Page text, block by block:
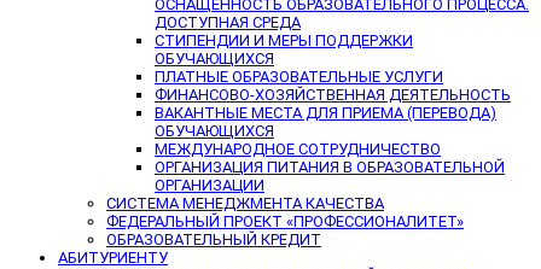
ОСНАЩЕННОСТЬ ОБРАЗОВАТЕЛЬНОГО ПРОЦЕССА.
ДОСТУПНАЯ СРЕДА
СТИПЕНДИИ И МЕРЫ ПОДДЕРЖКИ
ОБУЧАЮЩИХСЯ
ПЛАТНЫЕ ОБРАЗОВАТЕЛЬНЫЕ УСЛУГИ
ФИНАНСОВО-ХОЗЯЙСТВЕННАЯ ДЕЯТЕЛЬНОСТЬ
ВАКАНТНЫЕ МЕСТА ДЛЯ ПРИЕМА (ПЕРЕВОДА)
ОБУЧАЮЩИХСЯ
МЕЖДУНАРОДНОЕ СОТРУДНИЧЕСТВО
ОРГАНИЗАЦИЯ ПИТАНИЯ В ОБРАЗОВАТЕЛЬНОЙ
ОРГАНИЗАЦИИ
СИСТЕМА МЕНЕДЖМЕНТА КАЧЕСТВА
ФЕДЕРАЛЬНЫЙ ПРОЕКТ «ПРОФЕССИОНАЛИТЕТ»
ОБРАЗОВАТЕЛЬНЫЙ КРЕДИТ
АБИТУРИЕНТУ